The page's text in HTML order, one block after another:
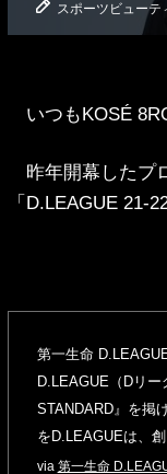
スポーツビューテ
いつもKOSÉ
昨年開幕したプ
「D.LEAGUE 21-
第一生命
D.LEAGUE（Dリ
STANDARD』を掲
をD.LEAGUEは、
via 第一生命